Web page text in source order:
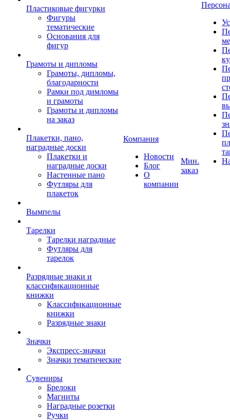
Пластиковые фигурки
Фигуры
тематические
Основания для
фигур
Грамоты и дипломы
Грамоты, дипломы,
благодарности
Рамки под димломы
и грамоты
Грамоты и дипломы
на заказ
Плакетки, пано,
наградные доски
Плакетки и
наградные доски
Настенные пано
Футляры для
плакеток
Вымпелы
Тарелки
Тарелки наградные
Футляры для
тарелок
Разрядные знаки и
классификационные
книжки
Классификационные
книжки
Разрядные знаки
Значки
Экспресс-значки
Значки тематические
Сувениры
Брелоки
Магниты
Наградные розетки
Ручки
Компания
Новости
Блог
О
компании
Мин.
заказ